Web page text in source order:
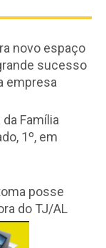
novo espaço
sucesso
empresa
Família
1º, em
posse
do TJ/AL